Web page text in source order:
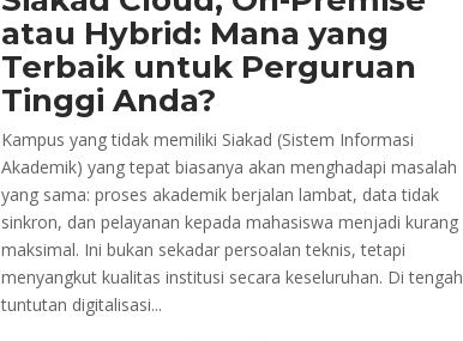
atau Hybrid: Mana yang
Terbaik untuk Perguruan
Tinggi Anda?
Kampus yang tidak memiliki Siakad (Sistem Informasi
Akademik) yang tepat biasanya akan menghadapi masalah
yang sama: proses akademik berjalan lambat, data tidak
sinkron, dan pelayanan kepada mahasiswa menjadi kurang
maksimal. Ini bukan sekadar persoalan teknis, tetapi
menyangkut kualitas institusi secara keseluruhan. Di tengah
tuntutan digitalisasi...